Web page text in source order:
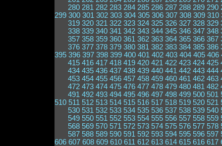
280 281 282 283 284 285 286 287 288 289 290
299 300 301 302 303 304 305 306 307 308 309 310
319 320 321 322 323 324 325 326 327 328 329
338 339 340 341 342 343 344 345 346 347 348
357 358 359 360 361 362 363 364 365 366 367
376 377 378 379 380 381 382 383 384 385 386
395 396 397 398 399 400 401 402 403 404 405 406
415 416 417 418 419 420 421 422 423 424 425
434 435 436 437 438 439 440 441 442 443 444
453 454 455 456 457 458 459 460 461 462 463
472 473 474 475 476 477 478 479 480 481 482
491 492 493 494 495 496 497 498 499 500 501
510 511 512 513 514 515 516 517 518 519 520 521
530 531 532 533 534 535 536 537 538 539 540
549 550 551 552 553 554 555 556 557 558 559
568 569 570 571 572 573 574 575 576 577 578
587 588 589 590 591 592 593 594 595 596 597
606 607 608 609 610 611 612 613 614 615 616 617